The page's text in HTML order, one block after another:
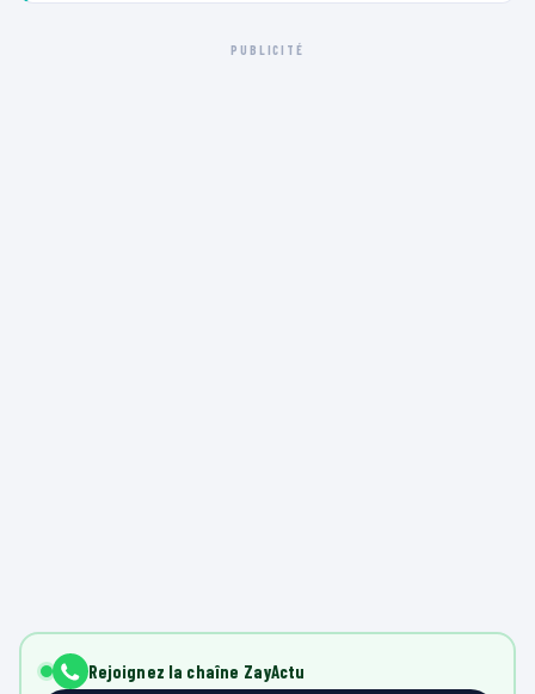
PUBLICITÉ
Rejoignez la chaîne ZayActu